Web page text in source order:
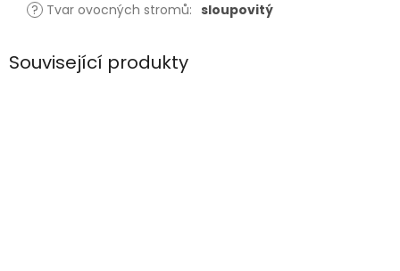
? Tvar ovocných stromů: sloupovitý
Související produkty